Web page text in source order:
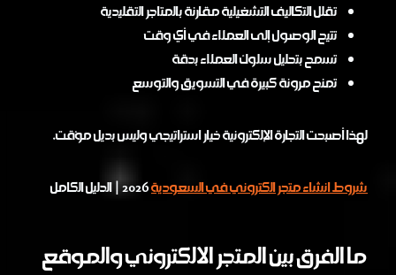
تقلل التكاليف التشغيلية مقارنة بالمتاجر التقليدية
تتيح الوصول إلى العملاء في أي وقت
تسمح بتحليل سلوك العملاء بدقة
تمنح مرونة كبيرة في التسويق والتوسع
لهذا أصبحت التجارة الإلكترونية خيار استراتيجي وليس بديل مؤقت.
شروط انشاء متجر الكتروني في السعودية
ما الفرق بين المتجر الالكتروني والموقع